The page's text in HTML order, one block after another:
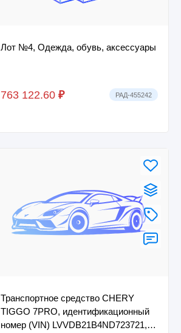
Лот №4, Одежда, обувь, аксессуары
763 122.60 ₽ РАД-455242
Транспортное средство CHERY
TIGGO 7PRO, идентификационный
номер (VIN) LVVDB21B4ND723721,